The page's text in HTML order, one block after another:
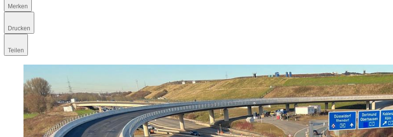
Merken
Drucken
Teilen